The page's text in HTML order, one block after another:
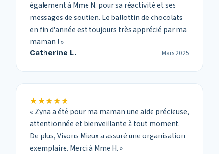
également à Mme N. pour sa réactivité et ses
messages de soutien. Le ballottin de chocolats
en fin d'année est toujours très apprécié par ma
maman !»
Catherine L. Mars 2025
★★★★★
★★★★★
« Zyna a été pour ma maman une aide précieuse,
attentionnée et bienveillante à tout moment.
De plus, Vivons Mieux a assuré une organisation
exemplaire. Merci à Mme H.»